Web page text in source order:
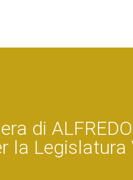
di ALFREDO
la